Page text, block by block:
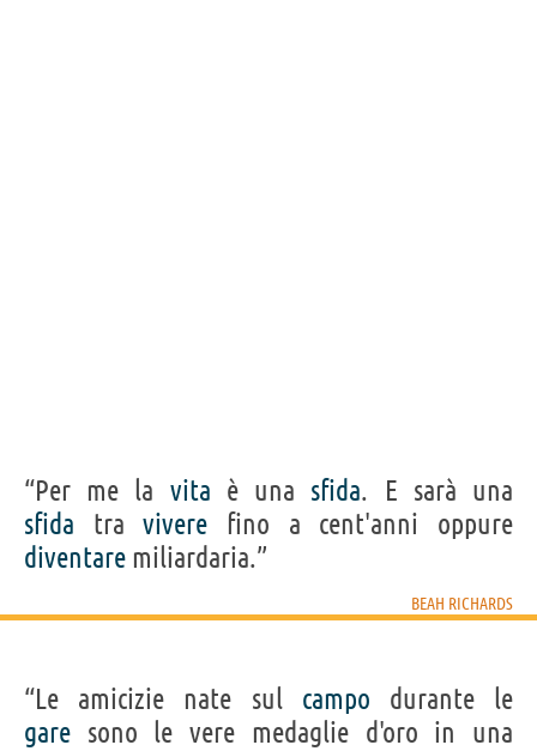
“Per me la vita è una sfida. E sarà una
sfida travivere fino a cent'anni oppure
diventare miliardaria.”
BEAH RICHARDS
“Le amicizie nate sul campo durante le
gare sono le vere medaglie d'oro in una